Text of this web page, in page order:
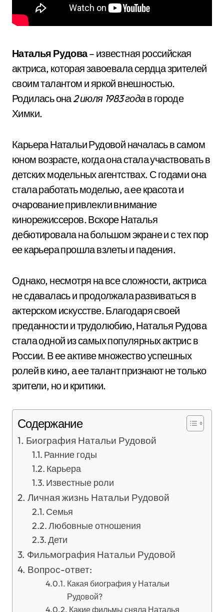
Наталья Рудова– известная российская
актриса, которая завоевала сердца зрителей
своим талантом и яркой внешностью.
Родилась она2 июля 1983 годав городе
Химки.
Карьера Натальи Рудовой началась в самом
юном возрасте, когда она стала участвовать в
детских модельных агентствах. С годами она
стала работать моделью, а ее красота и
очарование привлекли внимание
кинорежиссеров. Вскоре Наталья
дебютировала на большом экране и с тех пор
ее карьера прошла взлеты и падения.
Однако, несмотря на все сложности, актриса
не сдавалась и продолжала развиваться в
актерском искусстве. Благодаря своей
преданности и трудолюбию, Наталья Рудова
стала одной из самых популярных актрис в
России. В ее активе множество успешных
ролей в кино, а ее талант признают не только
зрители, но и критики.
Содержание
Биография Натальи Рудовой
Ранние годы
Карьера
Известные роли
Личная жизнь Натальи Рудовой
Семья
Любовные отношения
Дети
Фильмография Натальи Рудовой
Вопрос-ответ:
Какая биография у Натальи
Рудовой?
Какие фильмы сняла Наталья